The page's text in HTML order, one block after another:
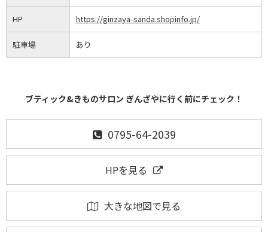
HP https://ginzaya-sanda.shopinfo.jp/
駐車場 あり
ブティック&きものサロン ぎんざやに行く前にチェック！
0795-64-2039
HPを見る
大きな地図で見る